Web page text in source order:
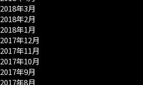
2018年3月
2018年2月
2018年1月
2017年12月
2017年11月
2017年10月
2017年9月
2017年8月